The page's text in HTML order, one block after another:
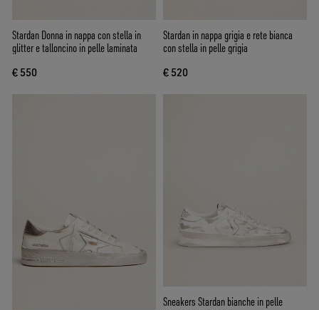
Stardan Donna in nappa con stella in
glitter e talloncino in pelle laminata
€ 550
Stardan in nappa grigia e rete bianca
con stella in pelle grigia
€ 520
Sneakers Stardan bianche in pelle